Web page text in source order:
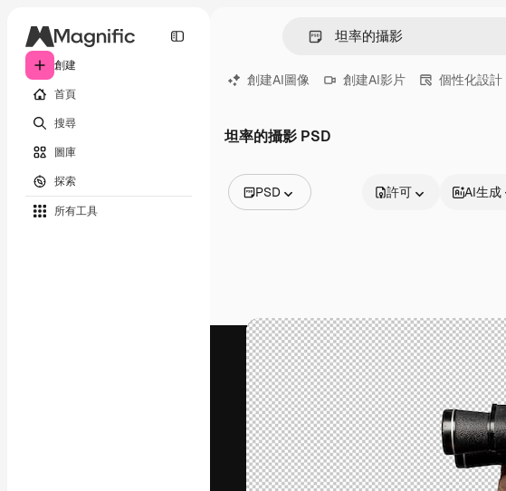
創建
首頁
搜尋
圖庫
探索
所有工具
創建AI圖像 創建AI影片 個性化設計
坦率的攝影 PSD
PSD
視頻
片段
動態圖形
影片範本
圖標
3D模型
字體
許可 AI生成
引導你創作出最佳作品的創意平
100萬訂閱者，涵蓋創意人士、企
和工作室。